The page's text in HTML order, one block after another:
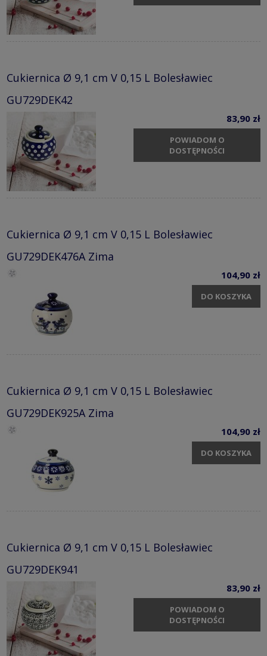
Cukiernica Ø 9,1 cm V 0,15 L Bolesławiec
GU729DEK42
83,90 zł
POWIADOM O
DOSTĘPNOŚCI
Cukiernica Ø 9,1 cm V 0,15 L Bolesławiec
GU729DEK476A Zima
104,90 zł
DO KOSZYKA
Cukiernica Ø 9,1 cm V 0,15 L Bolesławiec
GU729DEK925A Zima
104,90 zł
DO KOSZYKA
Cukiernica Ø 9,1 cm V 0,15 L Bolesławiec
GU729DEK941
83,90 zł
POWIADOM O
DOSTĘPNOŚCI